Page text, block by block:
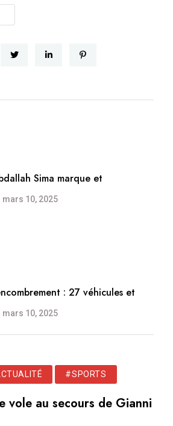
Sima marque et
mars 10, 2025
: 27 véhicules et
mars 10, 2025
#SPORTS
vole au secours de Gianni